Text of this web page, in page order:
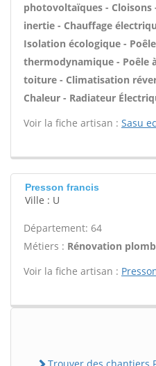
photovoltaïques - Cloisons
inertie - Chauffage
Isolation écologique -
thermodynamique - Poêle
toiture - Climatisation
Chaleur - Radiateur
Voir la fiche artisan : Sasu
Presson francis
Ville : U
Département: 64
Métiers : Rénovation
Voir la fiche artisan :